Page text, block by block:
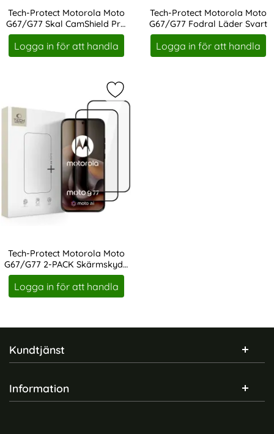
Tech-Protect Motorola Moto
G67/G77 Skal CamShield Pro
Svart
Art. nr 247585
Logga in för att handla
Tech-Protect Motorola Moto
G67/G77 Fodral Läder Svart
Art. nr 247594
Logga in för att handla
Tech-Protect Motorola Moto
G67/G77 2-PACK Skärmskydd
GlassFit+
Art. nr 247598
Logga in för att handla
Markera tech-Protect Motorola
Sidfot Blandad info och länkar
Kundtjänst
Information